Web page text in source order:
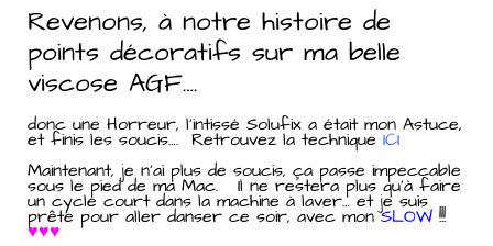
Revenons, à notre histoire de
points décoratifs sur ma belle
viscose AGF….
donc une Horreur, l’intissé Solufix a était mon Astuce,
et finis les soucis…. Retrouvez la technique ICI
Maintenant, je n’ai plus de soucis, ça passe impeccable
sous le pied de ma Mac. Il ne restera plus qu’à faire
un cycle court dans la machine à laver… et je suis
prête pour aller danser ce soir, avec monSLOW !!!
♥♥♥